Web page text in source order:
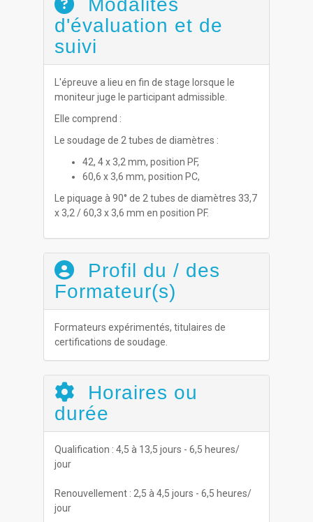
Modalités
d'évaluation et de
suivi
L'épreuve a lieu en fin de stage lorsque le
moniteur juge le participant admissible.
Elle comprend :
Le soudage de 2 tubes de diamètres :
42, 4 x 3,2 mm, position PF,
60,6 x 3,6 mm, position PC,
Le piquage à 90° de 2 tubes de diamètres 33,7
x 3,2 / 60,3 x 3,6 mm en position PF.
Profil du / des
Formateur(s)
Formateurs expérimentés, titulaires de
certifications de soudage.
Horaires ou
durée
Qualification : 4,5 à 13,5 jours - 6,5 heures/
jour
Renouvellement : 2,5 à 4,5 jours - 6,5 heures/
jour